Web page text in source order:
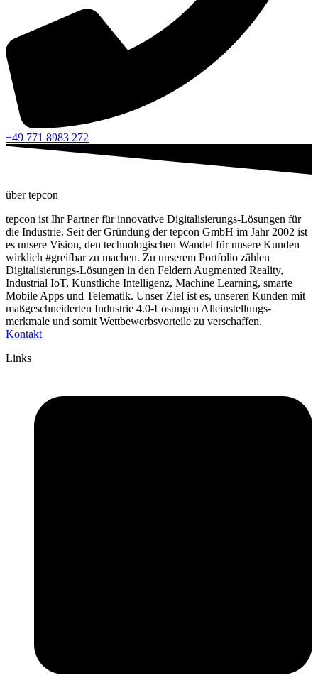
+49 771 8983 272
über tepcon
tepcon ist Ihr Partner für innovative Digitalisierungs-Lösungen für
die Industrie. Seit der Gründung der tepcon GmbH im Jahr 2002 ist
es unsere Vision, den technologischen Wandel für unsere Kunden
wirklich #greifbar zu machen. Zu unserem Portfolio zählen
Digitalisierungs-Lösungen in den Feldern Augmented Reality,
Industrial IoT, Künstliche Intelligenz, Machine Learning, smarte
Mobile Apps und Telematik. Unser Ziel ist es, unseren Kunden mit
maßgeschneiderten Industrie 4.0-Lösungen Alleinstellungs-
merkmale und somit Wettbewerbsvorteile zu verschaffen.
Kontakt
Links